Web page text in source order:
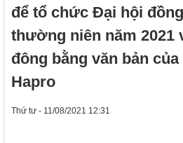
để tổ chức Đại hội
thường niên năm 2021
đông bằng văn bản
Hapro
Thứ tư - 11/08/2021 12:31